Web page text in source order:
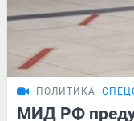
ПОЛИТИКА
МИД РФ